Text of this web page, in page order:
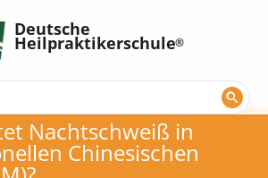
Deutsche
Heilpraktikerschule
Nachtschweiß in
Chinesischen